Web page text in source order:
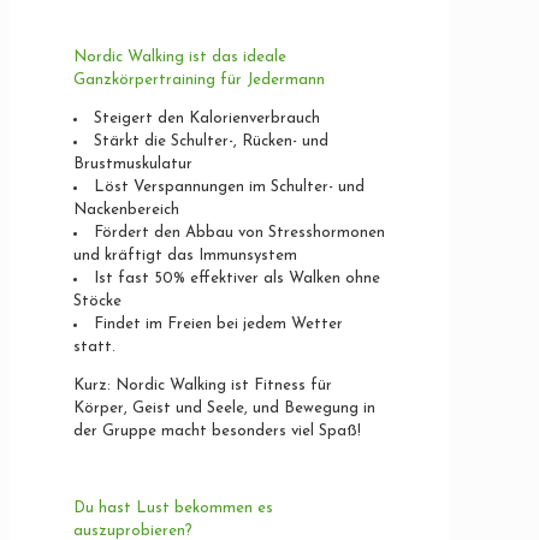
Nordic Walking ist das ideale
Ganzkörpertraining für Jedermann
Steigert den Kalorienverbrauch
Stärkt die Schulter-, Rücken- und
Brustmuskulatur
Löst Verspannungen im Schulter- und
Nackenbereich
Fördert den Abbau von Stresshormonen
und kräftigt das Immunsystem
Ist fast 50% effektiver als Walken ohne
Stöcke
Findet im Freien bei jedem Wetter
statt.
Kurz: Nordic Walking ist Fitness für
Körper, Geist und Seele, und Bewegung in
der Gruppe macht besonders viel Spaß!
Du hast Lust bekommen es
auszuprobieren?